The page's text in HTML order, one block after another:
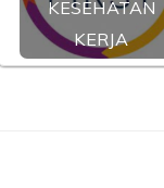
KESEHATAN
KERJA